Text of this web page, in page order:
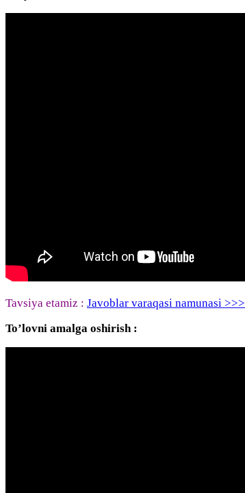
Tavsiya etamiz : Javoblar varaqasi namunasi >>>
To’lovni amalga oshirish :